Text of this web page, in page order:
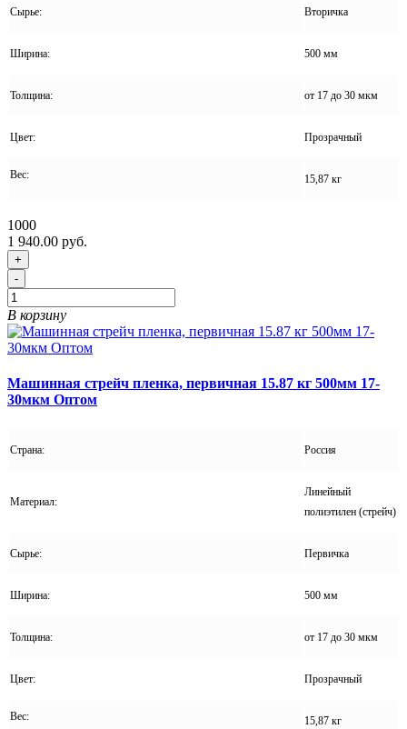
Сырье: Вторичка
Ширина: 500 мм
Толщина: от 17 до 30 мкм
Цвет: Прозрачный
Вес: 15,87 кг
1000
1 940.00 руб.
+
-
В корзину
Машинная стрейч пленка, первичная 15.87 кг 500мм 17-
30мкм Оптом
Страна: Россия
Материал:
Линейный
полиэтилен (стрейч)
Сырье: Первичка
Ширина: 500 мм
Толщина: от 17 до 30 мкм
Цвет: Прозрачный
Вес: 15,87 кг